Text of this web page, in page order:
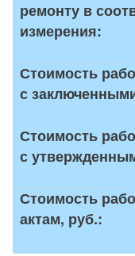
ремонту в
измерения:
Стоимость
с
Стоимость
с
Стоимость
актам, руб.: